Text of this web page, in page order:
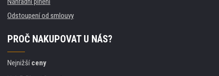
Odstoupení od smlouvy
PROČ NAKUPOVAT U NÁS?
Nejnižšíceny